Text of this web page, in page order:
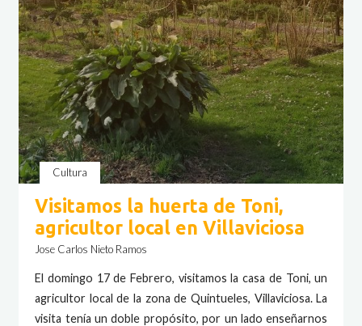
Cultura
Visitamos la huerta de Toni,
agricultor local en Villaviciosa
Jose Carlos Nieto Ramos
El domingo 17 de Febrero, visitamos la casa de Toni, un
agricultor local de la zona de Quintueles, Villaviciosa. La
visita tenía un doble propósito, por un lado enseñarnos